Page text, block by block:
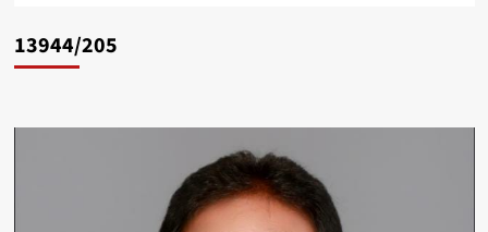
13944/205